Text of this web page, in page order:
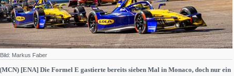
Markus Faber
[ENA] Die Formel E gastierte bereits sieben Mal in Monaco, doch nur ein